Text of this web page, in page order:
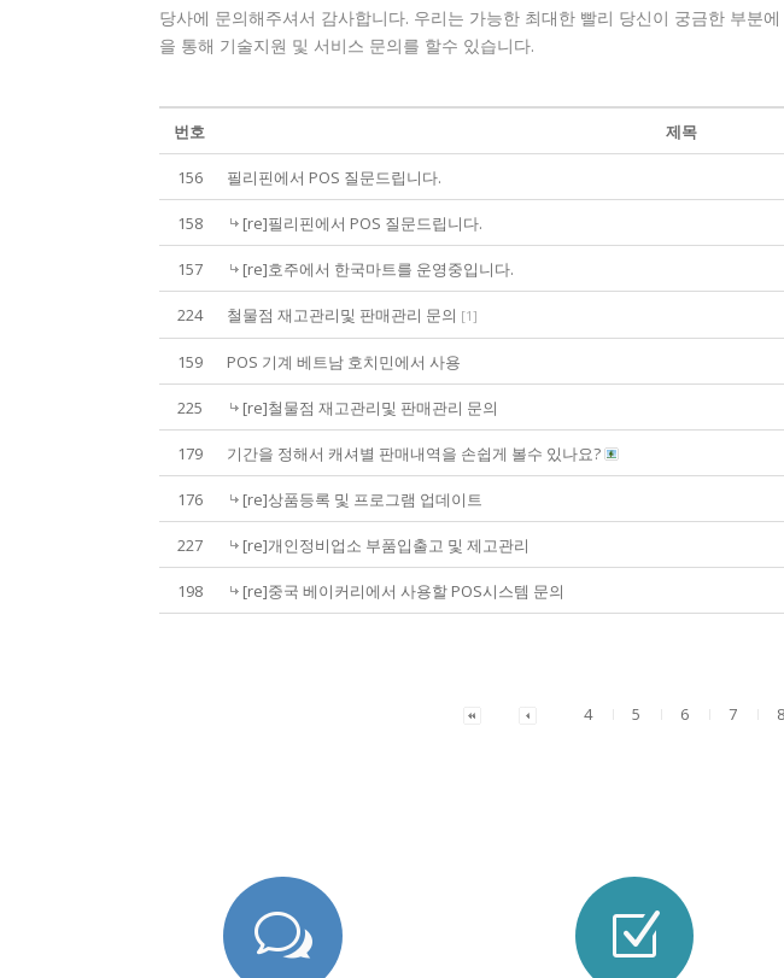
당사에 문의해주셔서 감사합니다. 우리는 가능한 최대한 빨리 당신이 궁금한 부분
을 통해 기술지원 및 서비스 문의를 할수 있습니다.
번호 제목
156 필리핀에서 POS 질문드립니다.
158 [re]필리핀에서 POS 질문드립니다.
157 [re]호주에서 한국마트를 운영중입니다.
224 철물점 재고관리및 판매관리 문의 [1]
159 POS 기계 베트남 호치민에서 사용
225 [re]철물점 재고관리및 판매관리 문의
179 기간을 정해서 캐셔별 판매내역을 손쉽게 볼수 있나요?
176 [re]상품등록 및 프로그램 업데이트
227 [re]개인정비업소 부품입출고 및 제고관리
198 [re]중국 베이커리에서 사용할 POS시스템 문의
4 5 6 7 8
w Z